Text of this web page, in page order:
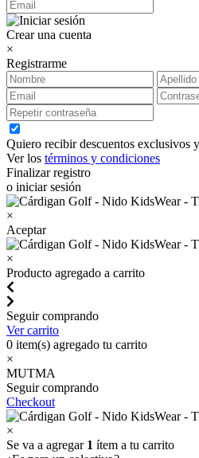
Crear una cuenta
×
Registrarme
Quiero recibir descuentos exclusivos
Ver los términos y condiciones
Finalizar registro
o iniciar sesión
×
Aceptar
×
Producto agregado a carrito
Seguir comprando
Ver carrito
0 item(s) agregado tu carrito
×
MUTMA
Seguir comprando
Checkout
×
Se va a agregar 1 ítem a tu carrito